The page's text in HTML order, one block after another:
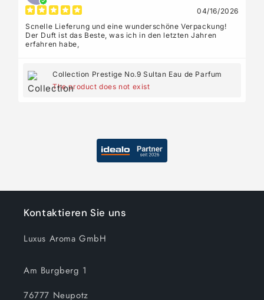
04/16/2026
Scnelle Lieferung und eine wunderschöne Verpackung!
Der Duft ist das Beste, was ich in den letzten Jahren
erfahren habe,
Collection Prestige No.9 Sultan Eau de Parfum
The product does not exist
Kontaktieren Sie uns
Luxus Aroma GmbH
Am Burgberg 1
76777 Neupotz